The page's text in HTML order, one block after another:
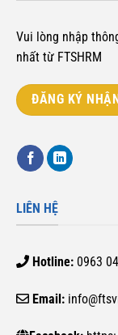
Vui lòng nhập
nhất từ FTSHRM
ĐĂNG KÝ
LIÊN HỆ
Hotline:0963
Email: